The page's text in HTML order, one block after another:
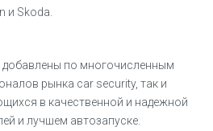
и Skoda.
по многочисленным
рынка car security, так и
в качественной и надежной
и лучшем автозапуске.